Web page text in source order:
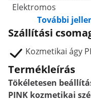
Elektromos
További
Szállítási
Kozmetikai ágy
Termékleírás
Tökéletesen beállítás
PINK kozmetikai